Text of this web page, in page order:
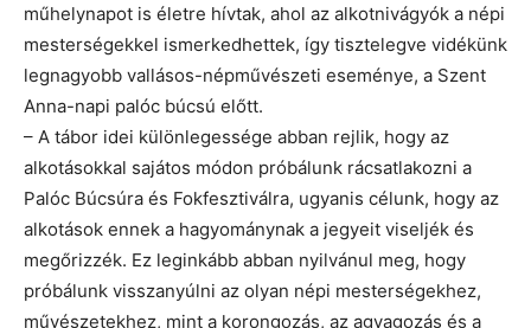
műhelynapot is életre hívtak, ahol az alkotnivágyók a népi
mesterségekkel ismerkedhettek, így tisztelegve vidékünk
legnagyobb vallásos-népművészeti eseménye, a Szent
Anna-napi palóc búcsú előtt.
– A tábor idei különlegessége abban rejlik, hogy az
alkotásokkal sajátos módon próbálunk rácsatlakozni a
Palóc Búcsúra és Fokfesztiválra, ugyanis célunk, hogy az
alkotások ennek a hagyománynak a jegyeit viseljék és
megőrizzék. Ez leginkább abban nyilvánul meg, hogy
próbálunk visszanyúlni az olyan népi mesterségekhez,
művészetekhez, mint a korongozás, az agyagozás és a